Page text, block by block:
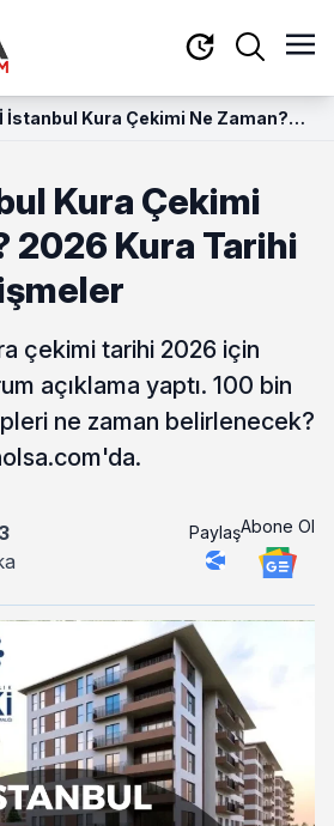
İstanbul Kura Çekimi Ne Zaman?
Kura Çekimi
2026 Kura Tarihi
çekimi tarihi 2026 için
açıklama yaptı. 100 bin
ne zaman belirlenecek?
PaylaşAbone Ol